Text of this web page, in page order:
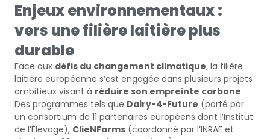
Enjeux environnementaux :
vers une filière laitière plus
durable
Face aux défis du changement climatique, la filière
laitière européenne s’est engagée dans plusieurs projets
ambitieux visant à réduire son empreinte carbone.
Des programmes tels que Dairy-4-Future (porté par
un consortium de 11 partenaires européens dont l’Institut
de l’Élevage), ClieNFarms (coordonné par l’INRAE et